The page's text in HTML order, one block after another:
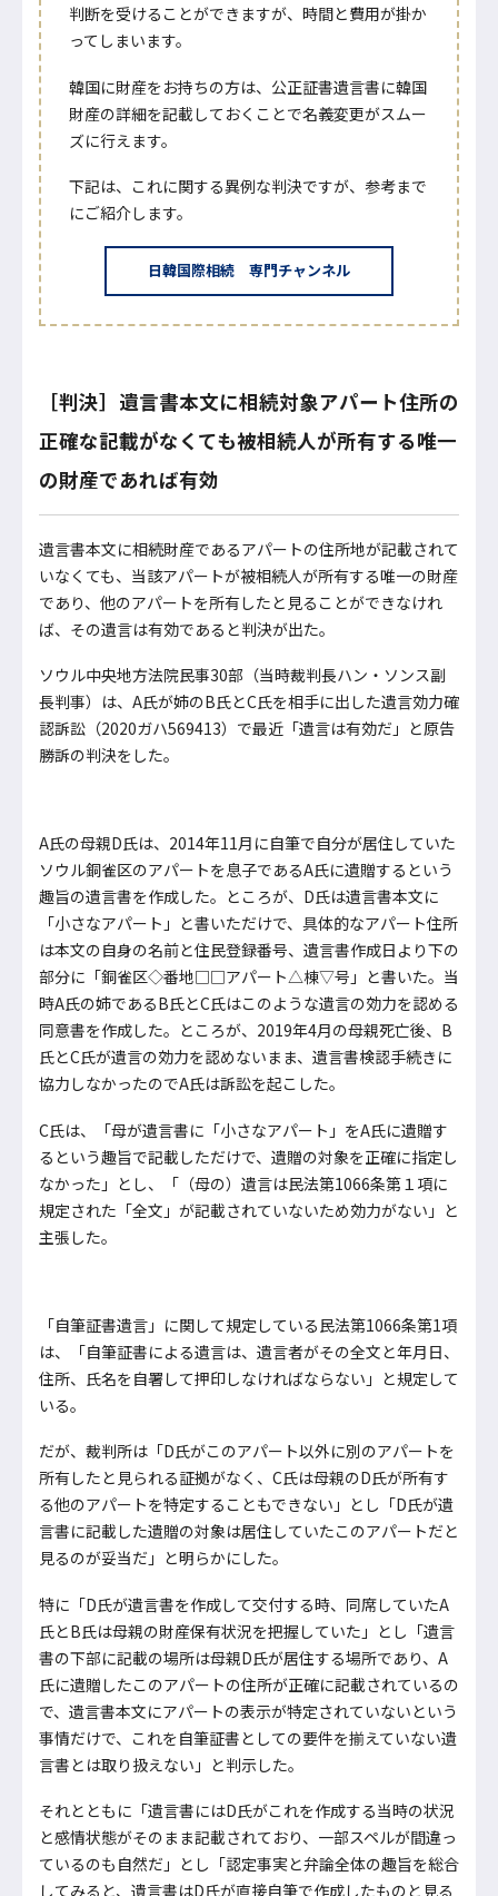
判断を受けることができますが、時間と費用が掛か
ってしまいます。
韓国に財産をお持ちの方は、公正証書遺言書に韓国
財産の詳細を記載しておくことで名義変更がスムー
ズに行えます。
下記は、これに関する異例な判決ですが、参考まで
にご紹介します。
日韓国際相続 専門チャンネル
［判決］遺言書本文に相続対象アパート住所の
正確な記載がなくても被相続人が所有する唯一
の財産であれば有効
遺言書本文に相続財産であるアパートの住所地が記載されて
いなくても、当該アパートが被相続人が所有する唯一の財産
であり、他のアパートを所有したと見ることができなけれ
ば、その遺言は有効であると判決が出た。
ソウル中央地方法院民事30部（当時裁判長ハン・ソンス副
長判事）は、A氏が姉のB氏とC氏を相手に出した遺言効力確
認訴訟（2020ガハ569413）で最近「遺言は有効だ」と原告
勝訴の判決をした。
A氏の母親D氏は、2014年11月に自筆で自分が居住していた
ソウル銅雀区のアパートを息子であるA氏に遺贈するという
趣旨の遺言書を作成した。ところが、D氏は遺言書本文に
「小さなアパート」と書いただけで、具体的なアパート住所
は本文の自身の名前と住民登録番号、遺言書作成日より下の
部分に「銅雀区◇番地□□アパート△棟▽号」と書いた。当
時A氏の姉であるB氏とC氏はこのような遺言の効力を認める
同意書を作成した。ところが、2019年4月の母親死亡後、B
氏とC氏が遺言の効力を認めないまま、遺言書検認手続きに
協力しなかったのでA氏は訴訟を起こした。
C氏は、「母が遺言書に「小さなアパート」をA氏に遺贈す
るという趣旨で記載しただけで、遺贈の対象を正確に指定し
なかった」とし、「（母の）遺言は民法第1066条第１項に
規定された「全文」が記載されていないため効力がない」と
主張した。
「自筆証書遺言」に関して規定している民法第1066条第1項
は、「自筆証書による遺言は、遺言者がその全文と年月日、
住所、氏名を自署して押印しなければならない」と規定して
いる。
だが、裁判所は「D氏がこのアパート以外に別のアパートを
所有したと見られる証拠がなく、C氏は母親のD氏が所有す
る他のアパートを特定することもできない」とし「D氏が遺
言書に記載した遺贈の対象は居住していたこのアパートだと
見るのが妥当だ」と明らかにした。
特に「D氏が遺言書を作成して交付する時、同席していたA
氏とB氏は母親の財産保有状況を把握していた」とし「遺言
書の下部に記載の場所は母親D氏が居住する場所であり、A
氏に遺贈したこのアパートの住所が正確に記載されているの
で、遺言書本文にアパートの表示が特定されていないという
事情だけで、これを自筆証書としての要件を揃えていない遺
言書とは取り扱えない」と判示した。
それとともに「遺言書にはD氏がこれを作成する当時の状況
と感情状態がそのまま記載されており、一部スペルが間違っ
ているのも自然だ」とし「認定事実と弁論全体の趣旨を総合
してみると、遺言書はD氏が直接自筆で作成したものと見る